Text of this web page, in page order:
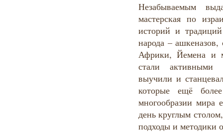
Незабываемым
мастерская по
историй и
народа – ашкеназов,
Африки, Йемена и
стали активными
выучили и
которые ещё
многообразии мира
день круглым
подходы и методики